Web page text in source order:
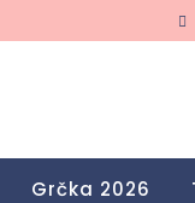
Grčka 2026